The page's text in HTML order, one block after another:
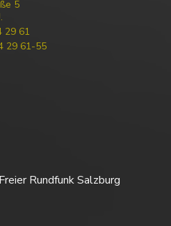
5
29 61
29 61-55
Rundfunk Salzburg